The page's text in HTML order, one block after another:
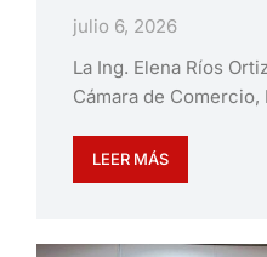
julio 6, 2026
La Ing. Elena Ríos
Cámara de
LEER MÁS